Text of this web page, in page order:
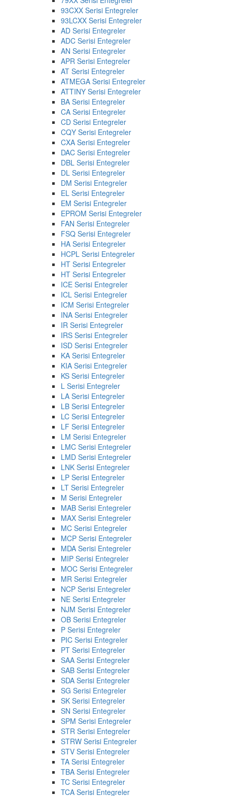
93CXX Serisi Entegreler
93LCXX Serisi Entegreler
AD Serisi Entegreler
ADC Serisi Entegreler
AN Serisi Entegreler
APR Serisi Entegreler
AT Serisi Entegreler
ATMEGA Serisi Entegreler
ATTINY Serisi Entegreler
BA Serisi Entegreler
CA Serisi Entegreler
CD Serisi Entegreler
CQY Serisi Entegreler
CXA Serisi Entegreler
DAC Serisi Entegreler
DBL Serisi Entegreler
DL Serisi Entegreler
DM Serisi Entegreler
EL Serisi Entegreler
EM Serisi Entegreler
EPROM Serisi Entegreler
FAN Serisi Entegreler
FSQ Serisi Entegreler
HA Serisi Entegreler
HCPL Serisi Entegreler
HT Serisi Entegreler
HT Serisi Entegreler
ICE Serisi Entegreler
ICL Serisi Entegreler
ICM Serisi Entegreler
INA Serisi Entegreler
IR Serisi Entegreler
IRS Serisi Entegreler
ISD Serisi Entegreler
KA Serisi Entegreler
KIA Serisi Entegreler
KS Serisi Entegreler
L Serisi Entegreler
LA Serisi Entegreler
LB Serisi Entegreler
LC Serisi Entegreler
LF Serisi Entegreler
LM Serisi Entegreler
LMC Serisi Entegreler
LMD Serisi Entegreler
LNK Serisi Entegreler
LP Serisi Entegreler
LT Serisi Entegreler
M Serisi Entegreler
MAB Serisi Entegreler
MAX Serisi Entegreler
MC Serisi Entegreler
MCP Serisi Entegreler
MDA Serisi Entegreler
MIP Serisi Entegreler
MOC Serisi Entegreler
MR Serisi Entegreler
NCP Serisi Entegreler
NE Serisi Entegreler
NJM Serisi Entegreler
OB Serisi Entegreler
P Serisi Entegreler
PIC Serisi Entegreler
PT Serisi Entegreler
SAA Serisi Entegreler
SAB Serisi Entegreler
SDA Serisi Entegreler
SG Serisi Entegreler
SK Serisi Entegreler
SN Serisi Entegreler
SPM Serisi Entegreler
STR Serisi Entegreler
STRW Serisi Entegreler
STV Serisi Entegreler
TA Serisi Entegreler
TBA Serisi Entegreler
TC Serisi Entegreler
TCA Serisi Entegreler